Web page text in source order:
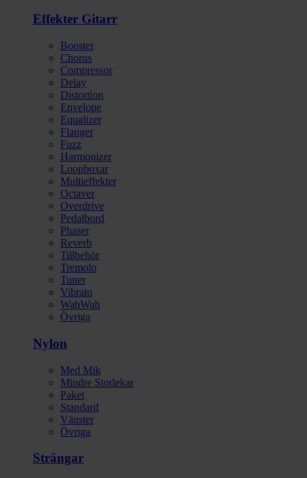
Effekter Gitarr
Booster
Chorus
Compressor
Delay
Distortion
Envelope
Equalizer
Flanger
Fuzz
Harmonizer
Loopboxar
Multieffekter
Octaver
Overdrive
Pedalbord
Phaser
Reverb
Tillbehör
Tremolo
Tuner
Vibrato
WahWah
Övriga
Nylon
Med Mik
Mindre Storlekar
Paket
Standard
Vänster
Övriga
Strängar